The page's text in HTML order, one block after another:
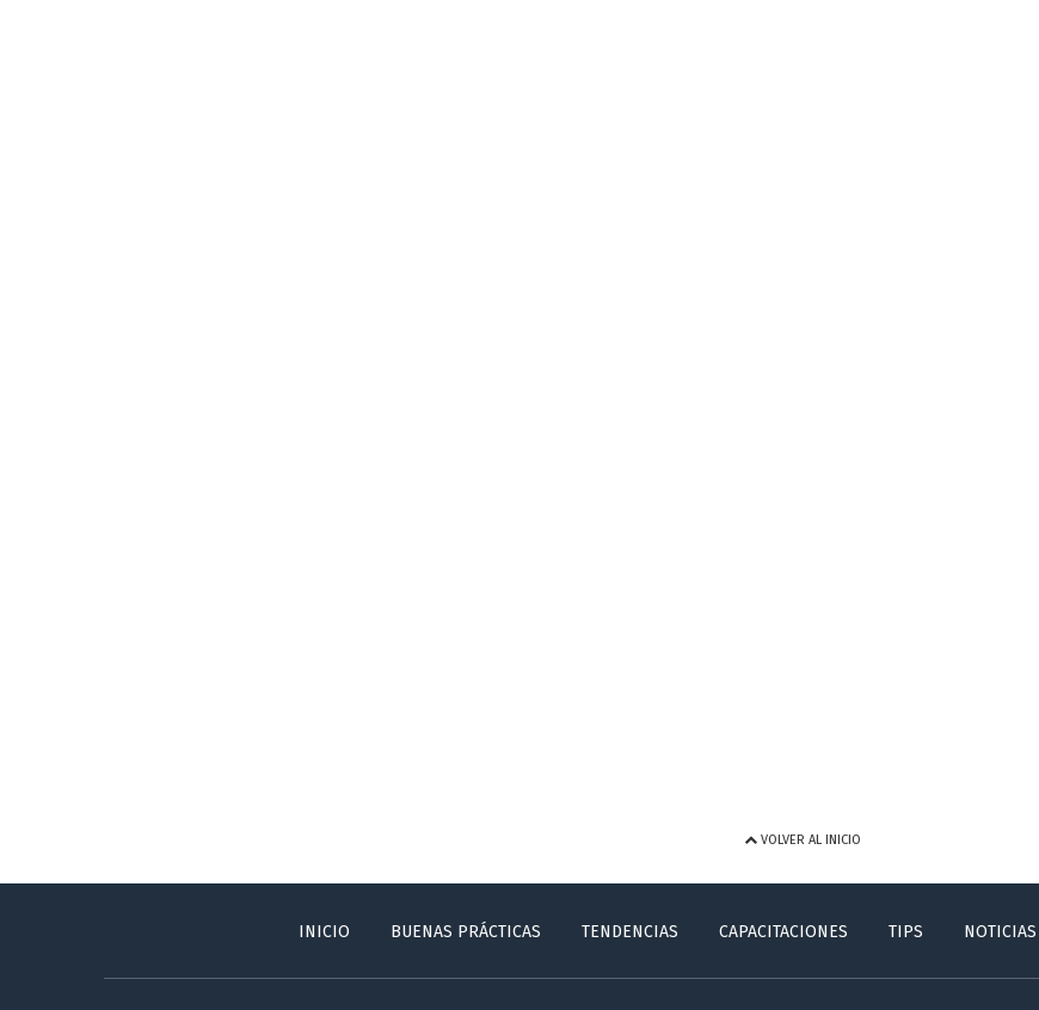
VOLVER AL INICIO
INICIO BUENAS PRÁCTICAS TENDENCIAS CAPACITACIONES TIPS NOTICIAS